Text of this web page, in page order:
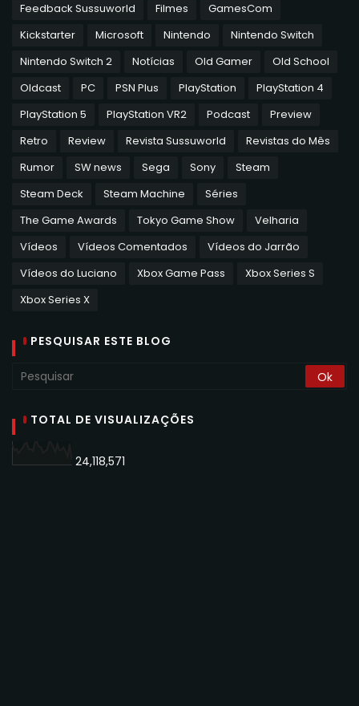
Feedback Sussuworld
Filmes
GamesCom
Kickstarter
Microsoft Nintendo
Nintendo Switch
Nintendo Switch 2
Notícias Old Gamer
Old School
Oldcast
PC PSN Plus PlayStation
PlayStation 4
PlayStation 5
PlayStation VR2 Podcast
Preview
Retro
Review Revista Sussuworld
Revistas do Mês
Rumor
SW news Sega Sony
Steam
Steam Deck
Steam Machine
Séries
The Game Awards
Tokyo Game Show
Velharia
Vídeos
Vídeos Comentados
Vídeos do Jarrão
Vídeos do Luciano
Xbox Game Pass
Xbox Series S
Xbox Series X
PESQUISAR ESTE BLOG
TOTAL DE VISUALIZAÇÕES
24,118,571